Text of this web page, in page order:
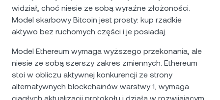
widział, choć niesie ze sobą wyraźne złożoności.
Model skarbowy Bitcoin jest prosty: kup rzadkie
aktywo bez ruchomych części i je posiadaj.
Model Ethereum wymaga wyższego przekonania, ale
niesie ze sobą szerszy zakres zmiennych. Ethereum
stoi w obliczu aktywnej konkurencji ze strony
alternatywnych blockchainów warstwy 1, wymaga